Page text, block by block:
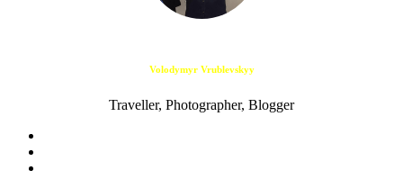
Volodymyr Vrublevskyy
Traveller, Photographer, Blogger